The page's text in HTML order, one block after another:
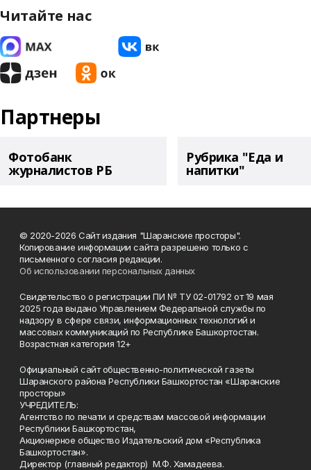
Читайте нас
Партнеры
Фотобанк
журналистов РБ
Рубрика "Еда и
напитки"
© 2020-2026 Сайт издания "Шаранские просторы".
Копирование информации сайта разрешено только с
письменного согласия редакции.
Об использовании персональных данных
Свидетельство о регистрации ПИ № ТУ 02-01792 от 19 мая
2025 года выдано Управлением Федеральной службы по
надзору в сфере связи, информационных технологий и
массовых коммуникаций по Республике Башкортостан.
Возрастная категория 12+
Официальный сайт общественно-политической газеты
Шаранского района Республики Башкортостан «Шаранские
просторы»
УЧРЕДИТЕЛЬ:
Агентство по печати и средствам массовой информации
Республики Башкортостан,
Акционерное общество Издательский дом «Республика
Башкортостан».
Директор (главный редактор) М.Ф. Хамадеева.